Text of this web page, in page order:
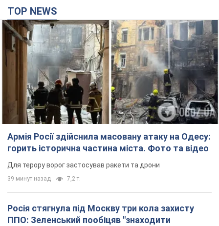
TOP NEWS
Армія Росії здійснила масовану атаку на Одесу:
горить історична частина міста. Фото та відео
Для терору ворог застосував ракети та дрони
39 минут назад 7,2 т.
Росія стягнула під Москву три кола захисту
ППО: Зеленський пообіцяв "знаходити